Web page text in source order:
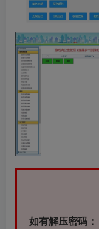
如有解压密码：